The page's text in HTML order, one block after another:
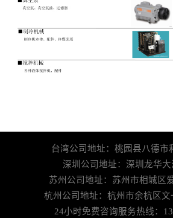
台湾公司地址：桃园县八德市
深圳公司地址：深圳龙华大
苏州公司地址：苏州市相城区
杭州公司地址：杭州市余杭区文
24小时免费咨询服务热线：